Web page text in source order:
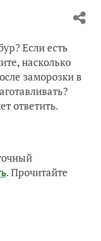
Если есть
насколько
заморозки в
ответить.
. Прочитайте